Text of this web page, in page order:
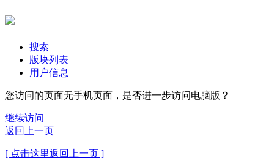
搜索
版块列表
用户信息
您访问的页面无手机页面，是否进一步访问电脑版？
继续访问
返回上一页
[ 点击这里返回上一页 ]